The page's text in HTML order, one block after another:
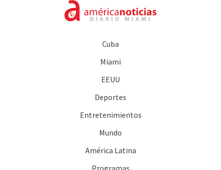
Cuba
Miami
EEUU
Deportes
Entretenimientos
Mundo
América Latina
Programas